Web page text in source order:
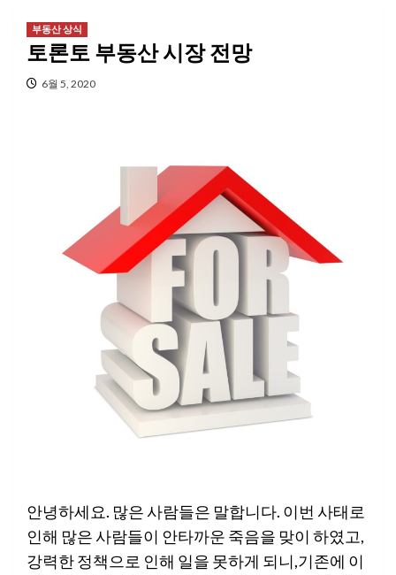
부동산 상식
토론토 부동산 시장 전망
6월 5, 2020
안녕하세요. 많은 사람들은 말합니다. 이번 사태로
인해 많은 사람들이 안타까운 죽음을 맞이 하였고,
강력한 정책으로 인해 일을 못하게 되니,기존에 이